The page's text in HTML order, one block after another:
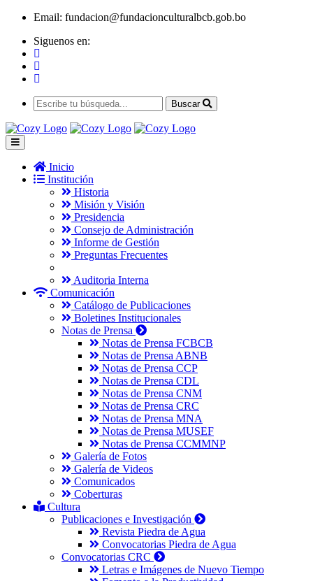
Email: fundacion@fundacionculturalbcb.gob.bo
Siguenos en:
Buscar
Inicio
Institución
Historia
Misión y Visión
Presidencia
Consejo de Administración
Informe de Gestión
Preguntas Frecuentes
Auditoria Interna
Comunicación
Catálogo de Publicaciones
Boletines Institucionales
Notas de Prensa
Notas de Prensa FCBCB
Notas de Prensa ABNB
Notas de Prensa CCP
Notas de Prensa CDL
Notas de Prensa CNM
Notas de Prensa CRC
Notas de Prensa MNA
Notas de Prensa MUSEF
Notas de Prensa CCMMNP
Galería de Fotos
Galería de Videos
Comunicados
Coberturas
Cultura
Publicaciones e Investigación
Revista Piedra de Agua
Convocatorias Piedra de Agua
Convocatorias CRC
Letras e Imágenes de Nuevo Tiempo